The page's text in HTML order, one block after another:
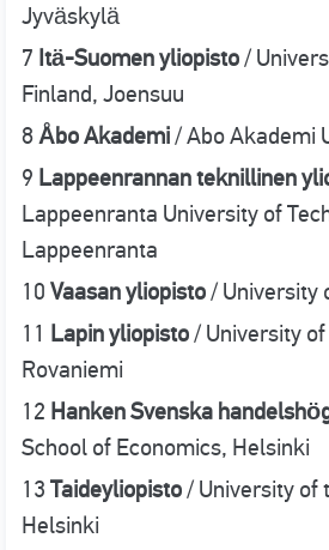
Jyväskylä
7 Itä-Suomen yliopisto/
Finland, Joensuu
8Åbo Akademi/ Abo Akademi
9 Lappeenrannan teknillinen
Lappeenranta University of
Lappeenranta
10 Vaasan yliopisto/ University
11 Lapin yliopisto/ University
Rovaniemi
12 Hanken Svenska
School of Economics, Helsinki
13 Taideyliopisto/ University of
Helsinki